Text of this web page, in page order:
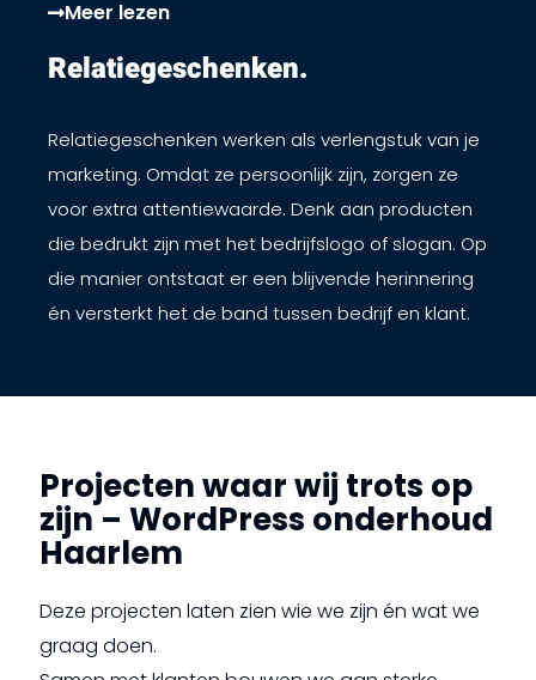
Meer lezen
Relatiegeschenken. ​
Relatiegeschenken werken als verlengstuk van je
marketing. Omdat ze persoonlijk zijn, zorgen ze
voor extra attentiewaarde. Denk aan producten
die bedrukt zijn met het bedrijfslogo of slogan. Op
die manier ontstaat er een blijvende herinnering
én versterkt het de band tussen bedrijf en klant.
Projecten waar wij trots op
zijn – WordPress onderhoud
Haarlem
Deze projecten laten zien wie we zijn én wat we
graag doen.